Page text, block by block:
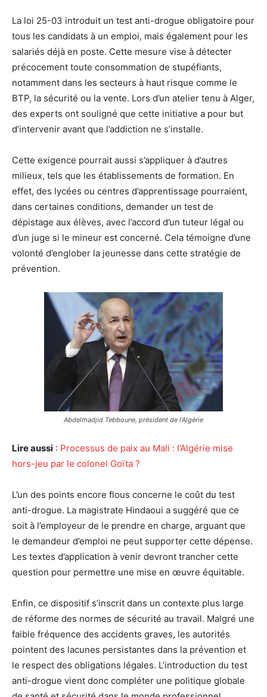
La loi 25-03 introduit un test anti-drogue obligatoire pour
tous les candidats à un emploi, mais également pour les
salariés déjà en poste. Cette mesure vise à détecter
précocement toute consommation de stupéfiants,
notamment dans les secteurs à haut risque comme le
BTP, la sécurité ou la vente. Lors d’un atelier tenu à Alger,
des experts ont souligné que cette initiative a pour but
d’intervenir avant que l’addiction ne s’installe.
Cette exigence pourrait aussi s’appliquer à d’autres
milieux, tels que les établissements de formation. En
effet, des lycées ou centres d’apprentissage pourraient,
dans certaines conditions, demander un test de
dépistage aux élèves, avec l’accord d’un tuteur légal ou
d’un juge si le mineur est concerné. Cela témoigne d’une
volonté d’englober la jeunesse dans cette stratégie de
prévention.
Abdelmadjid Tebboune, président de l’Algérie
Lire aussi : Processus de paix au Mali : l’Algérie mise
hors-jeu par le colonel Goïta ?
L’un des points encore flous concerne le coût du test
anti-drogue. La magistrate Hindaoui a suggéré que ce
soit à l’employeur de le prendre en charge, arguant que
le demandeur d’emploi ne peut supporter cette dépense.
Les textes d’application à venir devront trancher cette
question pour permettre une mise en œuvre équitable.
Enfin, ce dispositif s’inscrit dans un contexte plus large
de réforme des normes de sécurité au travail. Malgré une
faible fréquence des accidents graves, les autorités
pointent des lacunes persistantes dans la prévention et
le respect des obligations légales. L’introduction du test
anti-drogue vient donc compléter une politique globale